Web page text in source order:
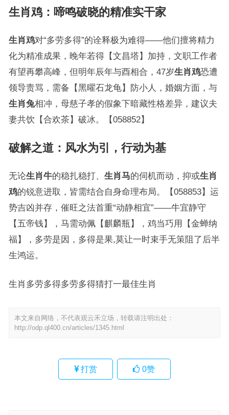
生肖鸡：啼鸣破晓的精准实干家
生肖鸡对“多劳多得”的诠释极为难得——他们擅将精力
化为精准成果，晚年若得【文昌塔】加持，文职工作者
有望再攀高峰，但明年辰年与酉相合，47岁生肖鸡恐遭
领导责骂，需备【黑曜石龙龟】防小人，婚姻方面，与
生肖兔相冲，母慈子孝的假象下暗藏性格差异，建议夫
妻共饮【合欢茶】破冰。【058852】
破解之道：风水为引，行动为基
无论生肖牛的稳扎稳打、 生肖马的伺机而动，抑或生肖
鸡的锐意进取，皆需结合自身命理布局。【058853】运
势吉凶并存，催旺之法首重“动静相宜”——牛宜静守
【五帝钱】，马需动佩【麒麟瓶】，鸡当巧用【金蝉纳
福】，多劳是因，多得是果,莫让一时束手无策阻了后半
生鸿运。
生肖多劳多得多劳多得猜打一最佳生肖
本文来自网络，不代表观云禾立场，转载请注明出处：
http://odp.ql400.cn/articles/1345.html
打赏 0赞